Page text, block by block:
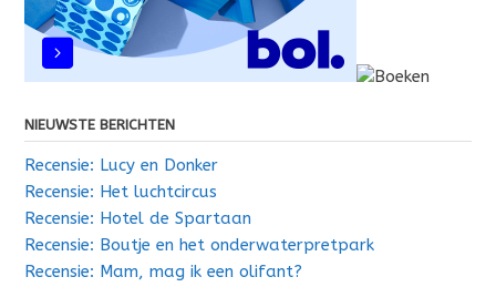
NIEUWSTE BERICHTEN
Recensie: Lucy en Donker
Recensie: Het luchtcircus
Recensie: Hotel de Spartaan
Recensie: Boutje en het onderwaterpretpark
Recensie: Mam, mag ik een olifant?